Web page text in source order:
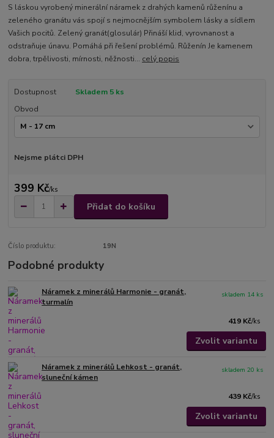
S láskou vyrobený minerální náramek z drahých kamenů růženínu a
zeleného granátu vás spojí s nejmocnějším symbolem lásky a sídlem
Vašich pocitů. Zelený granát(glosulár) Přináší klid, vyrovnanost a
odstraňuje únavu. Pomáhá při řešení problémů. Růženín Je kamenem
dobra, trpělivosti, mírnosti, něžnosti... celý popis
Dostupnost
Skladem 5 ks
Obvod
Nejsme plátci DPH
399 Kč/ks
Přidat do košíku
Číslo produktu: 19N
Podobné produkty
Náramek z minerálů Harmonie - granát,
turmalín
419 Kč/ks
skladem 14 ks
Zvolit variantu
Náramek z minerálů Lehkost - granát,
sluneční kámen
439 Kč/ks
skladem 20 ks
Zvolit variantu